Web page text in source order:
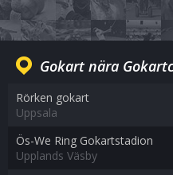
Gokart nära
Rörken gokart
Uppsala
Ös-We Ring Gokartstadion
Upplands Väsby